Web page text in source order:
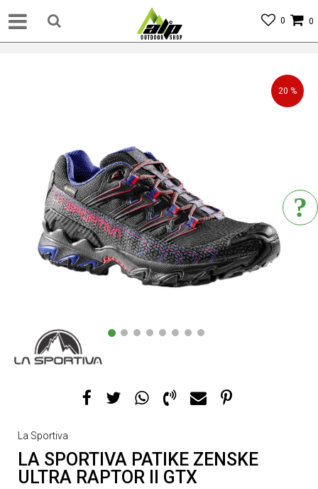
0
0
1 2 3 4 5 6 7 8
20 %
La Sportiva
LA SPORTIVA PATIKE ZENSKE
ULTRA RAPTOR II GTX